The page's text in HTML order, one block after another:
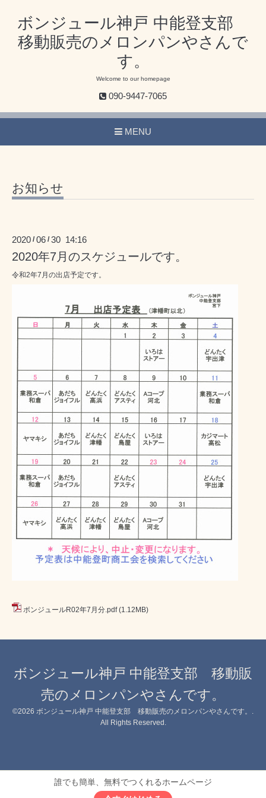
ボンジュール神戸 中能登支部
移動販売のメロンパンやさんで
す。
Welcome to our homepage
090-9447-7065
MENU
お知らせ
2020 /06 /30 14:16
2020年7月のスケジュールです。
令和2年7月の出店予定です。
ボンジュールR02年7月分.pdf (1.12MB)
ボンジュール神戸 中能登支部 移動販
売のメロンパンやさんです。
©2026 ボンジュール神戸 中能登支部 移動販売のメロンパンやさんです。
All Rights Reserved.
誰でも簡単、無料でつくれるホームページ